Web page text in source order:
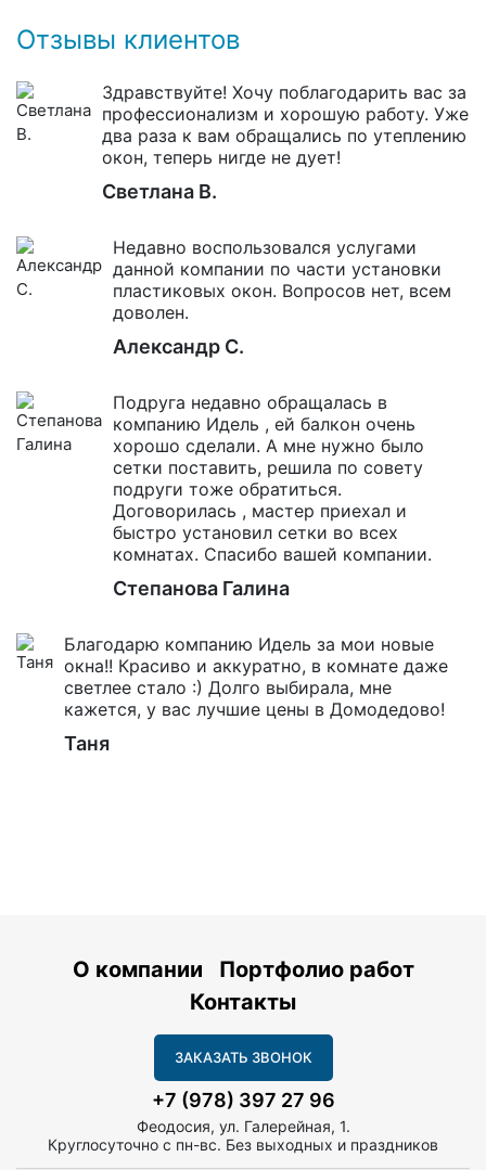
Отзывы клиентов
Здравствуйте! Хочу поблагодарить вас за
профессионализм и хорошую работу. Уже
два раза к вам обращались по утеплению
окон, теперь нигде не дует!
Светлана В.
Недавно воспользовался услугами
данной компании по части установки
пластиковых окон. Вопросов нет, всем
доволен.
Александр С.
Подруга недавно обращалась в
компанию Идель , ей балкон очень
хорошо сделали. А мне нужно было
сетки поставить, решила по совету
подруги тоже обратиться.
Договорилась , мастер приехал и
быстро установил сетки во всех
комнатах. Спасибо вашей компании.
Степанова Галина
Благодарю компанию Идель за мои новые
окна!! Красиво и аккуратно, в комнате даже
светлее стало :) Долго выбирала, мне
кажется, у вас лучшие цены в Домодедово!
Таня
О компании
Портфолио работ
Контакты
ЗАКАЗАТЬ ЗВОНОК
+7 (978) 397 27 96
Феодосия, ул. Галерейная, 1.
Круглосуточно с пн-вс. Без выходных и праздников